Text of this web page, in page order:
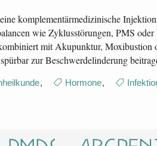
komplementärmedizinische
wie Zyklusstörungen, PMS
mit Akupunktur, Moxibustion
zur Beschwerdelinderung
, Hormone,